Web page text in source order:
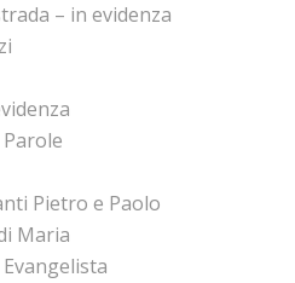
– in evidenza
Pietro e Paolo
Maria